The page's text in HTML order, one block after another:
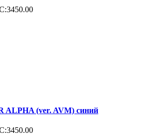
ALPHA (ver. AVM) синий